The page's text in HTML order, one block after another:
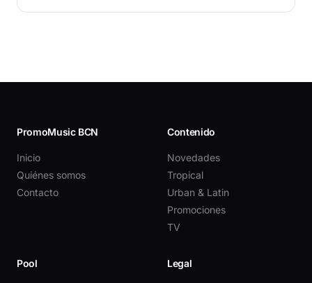
PromoMusic BCN
Inicio
Quiénes somos
Contacto
Contenido
Novedades
Tropical
Urban & Latin
Promociones
TV
Pool Legal